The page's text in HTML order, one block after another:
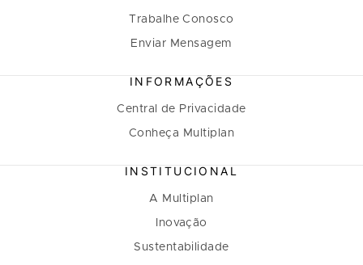
Trabalhe Conosco
Enviar Mensagem
INFORMAÇÕES
Central de Privacidade
Conheça Multiplan
INSTITUCIONAL
A Multiplan
Inovação
Sustentabilidade